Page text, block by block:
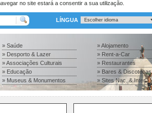
no site estará a consentir a sua utilização.
LÍNGUA
» Saúde
» Desporto & Lazer
» Associações Culturais
» Educação
» Museus & Monumentos
» Alojamento
» Rent-a-Car
» Restaurantes
» Bares & Discotecas
» Sites Nac. & Inter.